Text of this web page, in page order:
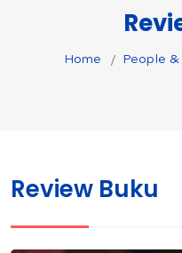
Home People
Review Buku